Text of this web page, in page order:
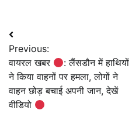
Post
navigation
Previous:
वायरल खबर
: लैंसडौन में हाथियों
ने किया वाहनों पर हमला, लोगों ने
वाहन छोड़ बचाई अपनी जान, देखें
वीडियो